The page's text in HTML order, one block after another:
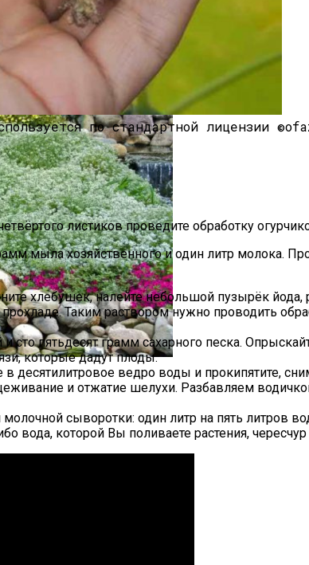
Растения
Быстро И Просто
по стандартной лицензии
листиков проведите обработку
мыла хозяйственного и один литр молока.
хлебушек, налейте небольшой пузырёк
Таким раствором нужно проводить
пятьдесят грамм сахарного песка.
которые дадут плоды.
ведро воды и прокипятите,
и отжатие шелухи. Разбавляем
сыворотки: один литр на пять литров
вода, которой Вы поливаете растения, чересчур